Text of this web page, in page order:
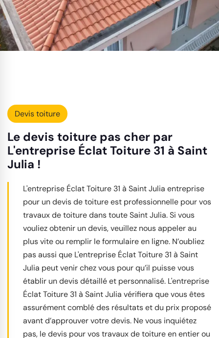
Devis toiture
Le devis toiture pas cher par
L'entreprise Éclat Toiture 31 à Saint
Julia !
L'entreprise Éclat Toiture 31 à Saint Julia entreprise
pour un devis de toiture est professionnelle pour vos
travaux de toiture dans toute Saint Julia. Si vous
vouliez obtenir un devis, veuillez nous appeler au
plus vite ou remplir le formulaire en ligne. N’oubliez
pas aussi que L'entreprise Éclat Toiture 31 à Saint
Julia peut venir chez vous pour qu’il puisse vous
établir un devis détaillé et personnalisé. L'entreprise
Éclat Toiture 31 à Saint Julia vérifiera que vous êtes
assurément comblé des résultats et du prix proposé
avant d’approuver votre devis. Ne vous inquiétez
pas, le devis pour vos travaux de toiture en entier ou